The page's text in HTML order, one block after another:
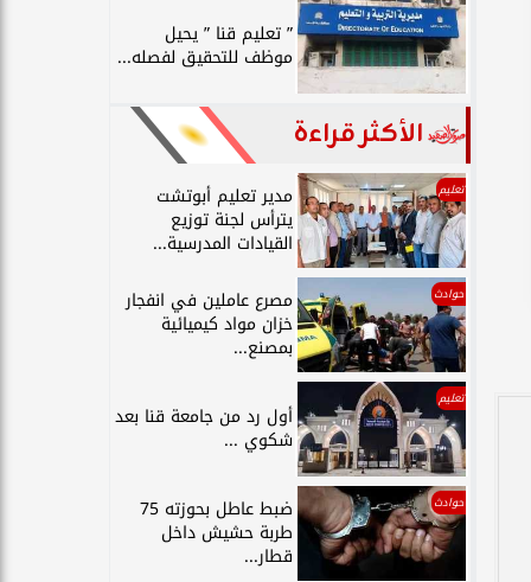
” تعليم قنا ” يحيل
موظف للتحقيق لفصله...
الأكثر قراءة
تعليم مدير تعليم أبوتشت
يترأس لجنة توزيع
القيادات المدرسية...
حوادث مصرع عاملين في انفجار
خزان مواد كيميائية
بمصنع...
تعليم
أول رد من جامعة قنا بعد
شكوي ...
حوادث ضبط عاطل بحوزته 75
طربة حشيش داخل
قطار...